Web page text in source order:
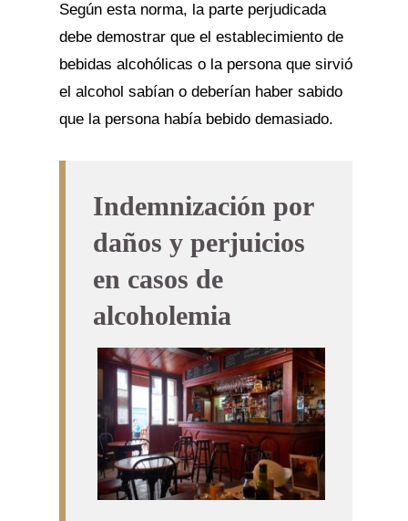
Según esta norma, la parte perjudicada
debe demostrar que el establecimiento de
bebidas alcohólicas o la persona que sirvió
el alcohol sabían o deberían haber sabido
que la persona había bebido demasiado.
Indemnización por
daños y perjuicios
en casos de
alcoholemia